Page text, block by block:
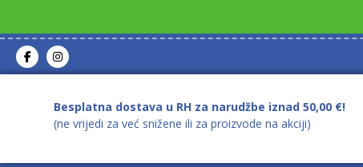
Besplatna dostava u RH za narudžbe iznad 50,00 €!
(ne vrijedi za već snižene ili za proizvode na akciji)